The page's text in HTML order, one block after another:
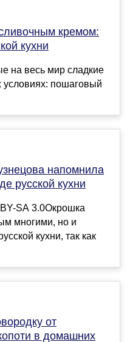
кремом:
кухни
на весь мир сладкие
пошаговый
напомнила
русской кухни
SA 3.0Окрошка
многими, но и
кухни, так как
от
в домашних